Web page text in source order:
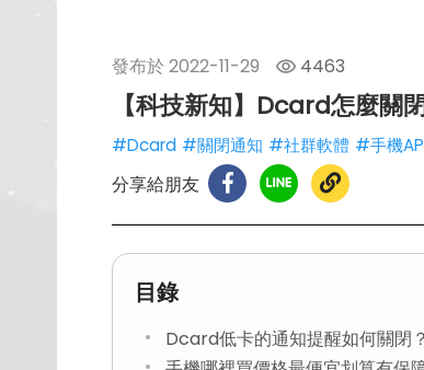
發布於 2022-11-29 4463
【科技新知】Dcard怎麼關
#Dcard #關閉通知 #社群軟體 #手機
分享給朋友
目錄
Dcard低卡的通知提醒如何關閉？